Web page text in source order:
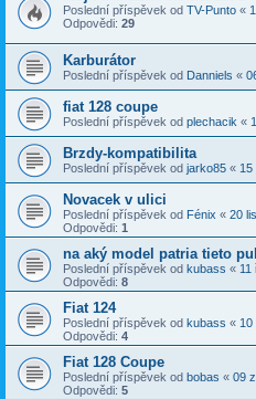
Poslední příspěvek od TV-Punto «
Odpovědi: 29
Karburátor
Poslední příspěvek od Danniels «
fiat 128 coupe
Poslední příspěvek od plechacik «
Brzdy-kompatibilita
Poslední příspěvek od jarko85 « 15
Novacek v ulici
Poslední příspěvek od Fénix « 20
Odpovědi: 1
na aký model patria tieto
Poslední příspěvek od kubass « 11
Odpovědi: 8
Fiat 124
Poslední příspěvek od kubass « 10
Odpovědi: 4
Fiat 128 Coupe
Poslední příspěvek od bobas « 09
Odpovědi: 5